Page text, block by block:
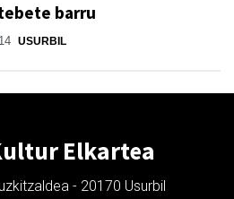
barru
USURBIL
Elkartea
- 20170 Usurbil